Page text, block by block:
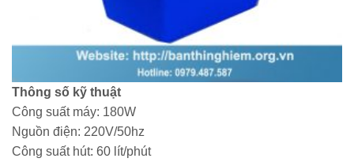
Thông số kỹ thuật
Công suất máy: 180W
Nguồn điện: 220V/50hz
Công suất hút: 60 lít/phút